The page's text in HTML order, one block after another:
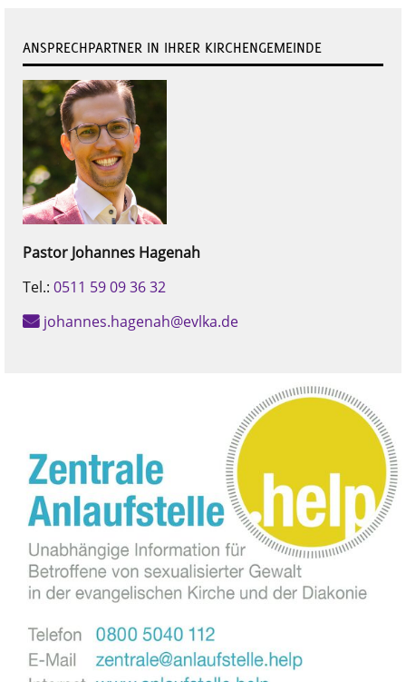
ANSPRECHPARTNER IN IHRER KIRCHENGEMEINDE
Pastor Johannes Hagenah
Tel.: 0511 59 09 36 32
johannes.hagenah@evlka.de